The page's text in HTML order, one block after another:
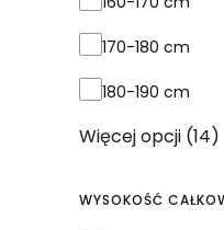
170-180 cm
180-190 cm
Więcej opcji (14)
WYSOKOŚĆ